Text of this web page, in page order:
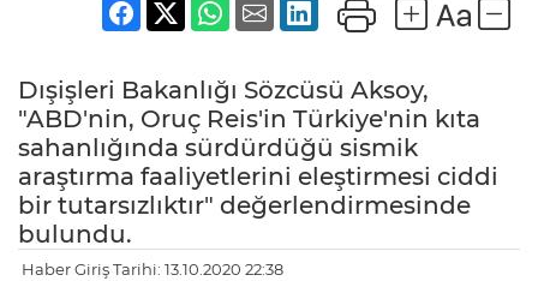
Dışişleri Bakanlığı Sözcüsü Aksoy,
"ABD'nin, Oruç Reis'in Türkiye'nin kıta
sahanlığında sürdürdüğü sismik
araştırma faaliyetlerini eleştirmesi ciddi
bir tutarsızlıktır" değerlendirmesinde
bulundu.
Haber Giriş Tarihi: 13.10.2020 22:38